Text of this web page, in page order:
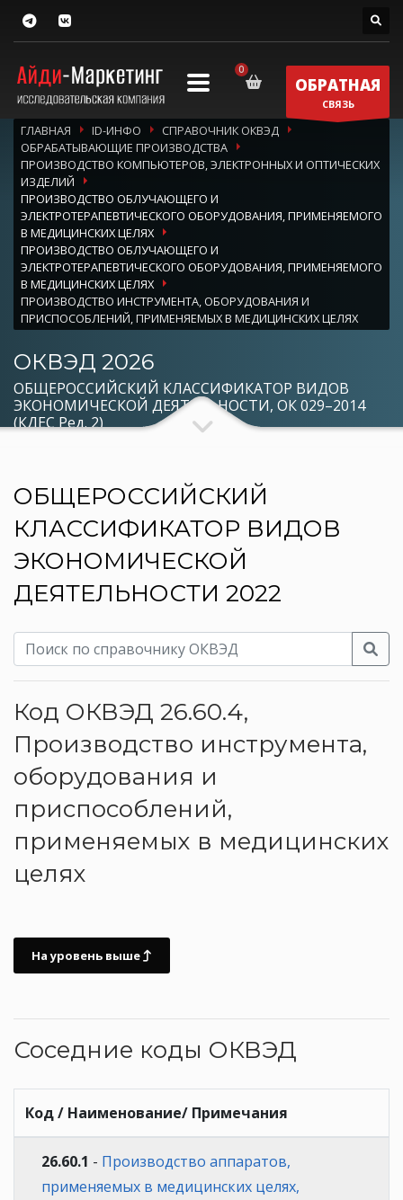
ОБРАТНАЯ
СВЯЗЬ
ГЛАВНАЯ ID-ИНФО
СПРАВОЧНИК ОКВЭД
ОБРАБАТЫВАЮЩИЕ ПРОИЗВОДСТВА
ПРОИЗВОДСТВО КОМПЬЮТЕРОВ, ЭЛЕКТРОННЫХ И ОПТИЧЕСКИХ
ИЗДЕЛИЙ
ПРОИЗВОДСТВО ОБЛУЧАЮЩЕГО И
ЭЛЕКТРОТЕРАПЕВТИЧЕСКОГО ОБОРУДОВАНИЯ, ПРИМЕНЯЕМОГО
В МЕДИЦИНСКИХ ЦЕЛЯХ
ПРОИЗВОДСТВО ОБЛУЧАЮЩЕГО И
ЭЛЕКТРОТЕРАПЕВТИЧЕСКОГО ОБОРУДОВАНИЯ, ПРИМЕНЯЕМОГО
В МЕДИЦИНСКИХ ЦЕЛЯХ
ПРОИЗВОДСТВО ИНСТРУМЕНТА, ОБОРУДОВАНИЯ И
ПРИСПОСОБЛЕНИЙ, ПРИМЕНЯЕМЫХ В МЕДИЦИНСКИХ ЦЕЛЯХ
ОКВЭД 2026
ОБЩЕРОССИЙСКИЙ КЛАССИФИКАТОР ВИДОВ
ЭКОНОМИЧЕСКОЙ ДЕЯТЕЛЬНОСТИ, ОК 029–2014
(КДЕС Ред. 2)
ОБЩЕРОССИЙСКИЙ
КЛАССИФИКАТОР ВИДОВ
ЭКОНОМИЧЕСКОЙ
ДЕЯТЕЛЬНОСТИ 2022
Код ОКВЭД 26.60.4,
Производство инструмента,
оборудования и
приспособлений,
применяемых в медицинских
целях
На уровень выше
Соседние коды ОКВЭД
Код / Наименование/ Примечания
26.60.1 - Производство аппаратов,
применяемых в медицинских целях,